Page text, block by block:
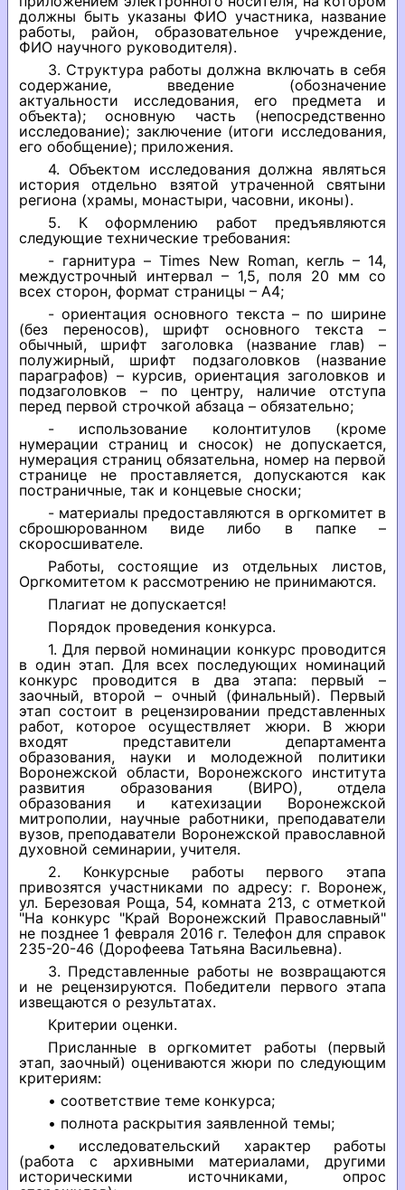
должны быть указаны ФИО участника, название
работы, район, образовательное учреждение,
ФИО научного руководителя).
3. Структура работы должна включать в себя
содержание, введение (обозначение
актуальности исследования, его предмета и
объекта); основную часть (непосредственно
исследование); заключение (итоги исследования,
его обобщение); приложения.
4. Объектом исследования должна являться
история отдельно взятой утраченной святыни
региона (храмы, монастыри, часовни, иконы).
5. К оформлению работ предъявляются
следующие технические требования:
- гарнитура – Times New Roman, кегль – 14,
междустрочный интервал – 1,5, поля 20 мм со
всех сторон, формат страницы – А4;
- ориентация основного текста – по ширине
(без переносов), шрифт основного текста –
обычный, шрифт заголовка (название глав) –
полужирный, шрифт подзаголовков (название
параграфов) – курсив, ориентация заголовков и
подзаголовков – по центру, наличие отступа
перед первой строчкой абзаца – обязательно;
- использование колонтитулов (кроме
нумерации страниц и сносок) не допускается,
нумерация страниц обязательна, номер на первой
странице не проставляется, допускаются как
постраничные, так и концевые сноски;
- материалы предоставляются в оргкомитет в
сброшюрованном виде либо в папке –
скоросшивателе.
Работы, состоящие из отдельных листов,
Оргкомитетом к рассмотрению не принимаются.
Плагиат не допускается!
Порядок проведения конкурса.
1. Для первой номинации конкурс проводится
в один этап. Для всех последующих номинаций
конкурс проводится в два этапа: первый –
заочный, второй – очный (финальный). Первый
этап состоит в рецензировании представленных
работ, которое осуществляет жюри. В жюри
входят представители департамента
образования, науки и молодежной политики
Воронежской области, Воронежского института
развития образования (ВИРО), отдела
образования и катехизации Воронежской
митрополии, научные работники, преподаватели
вузов, преподаватели Воронежской православной
духовной семинарии, учителя.
2. Конкурсные работы первого этапа
привозятся участниками по адресу: г. Воронеж,
ул. Березовая Роща, 54, комната 213, с отметкой
"На конкурс "Край Воронежский Православный"
не позднее 1 февраля 2016 г. Телефон для справок
235-20-46 (Дорофеева Татьяна Васильевна).
3. Представленные работы не возвращаются
и не рецензируются. Победители первого этапа
извещаются о результатах.
Критерии оценки.
Присланные в оргкомитет работы (первый
этап, заочный) оцениваются жюри по следующим
критериям:
• соответствие теме конкурса;
• полнота раскрытия заявленной темы;
• исследовательский характер работы
(работа с архивными материалами, другими
историческими источниками, опрос